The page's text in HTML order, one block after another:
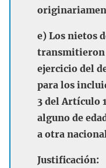
e) Los nietos
transmitieron
ejercicio del
para los
3 del Artículo
alguno de
a otra
Justificación: